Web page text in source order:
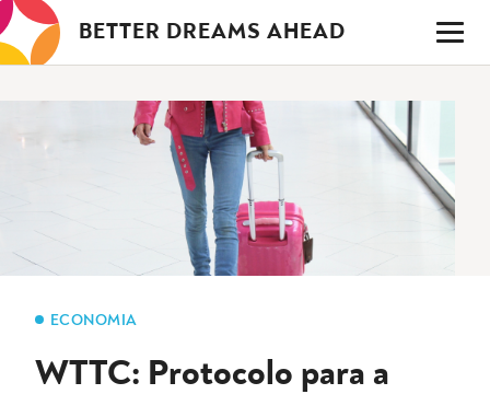
Saltar
para
o
BETTER DREAMS AHEAD
ECONOMIA
WTTC: Protocolo para a